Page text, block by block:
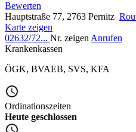
Bewerten
Hauptstraße 77, 2763 Pernitz
Karte zeigen
02632/72... Nr. zeigen Anrufen
Krankenkassen
ÖGK, BVAEB, SVS, KFA
Ordinationszeiten
Heute geschlossen